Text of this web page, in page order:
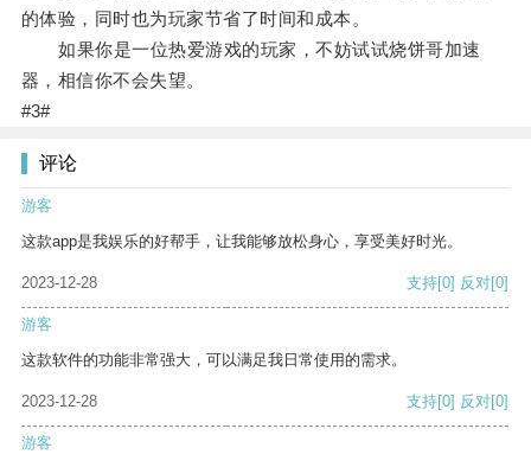
的体验，同时也为玩家节省了时间和成本。
如果你是一位热爱游戏的玩家，不妨试试烧饼哥加速
器，相信你不会失望。
#3#
评论
游客
这款app是我娱乐的好帮手，让我能够放松身心，享受美好时光。
2023-12-28 支持[0] 反对[0]
游客
这款软件的功能非常强大，可以满足我日常使用的需求。
2023-12-28 支持[0] 反对[0]
游客